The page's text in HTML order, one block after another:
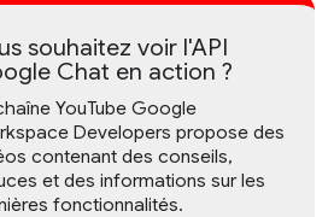
souhaitez voir l'API
Chat en action ?
YouTube Google
Developers propose des
contenant des conseils,
et des informations sur les
fonctionnalités.